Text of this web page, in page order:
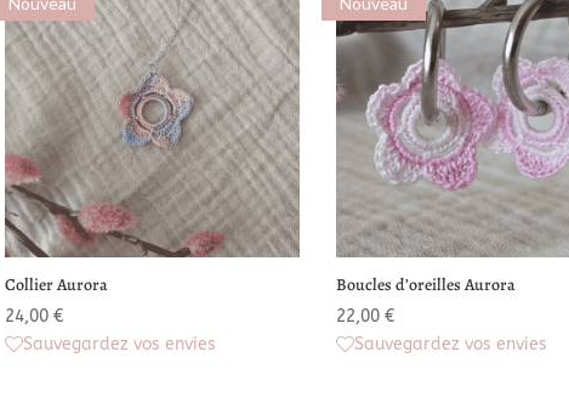
Collier Aurora
24,00 €
Sauvegardez vos envies
Boucles d’oreilles Aurora
22,00€
Sauvegardez vos envies